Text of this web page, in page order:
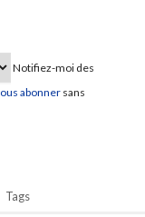
Notifiez-moi des
abonnersans
Tags